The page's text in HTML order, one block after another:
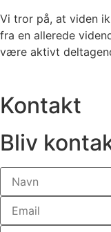
Vi tror på, at viden
fra en allerede
være aktivt
Kontakt
Bliv